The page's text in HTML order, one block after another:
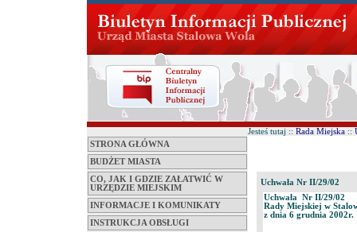
STRONA GŁÓWNA
BUDŻET MIASTA
CO, JAK I GDZIE ZAŁATWIĆ W
URZĘDZIE MIEJSKIM
INFORMACJE I KOMUNIKATY
INSTRUKCJA OBSŁUGI
Jesteś tutaj :: Rada Miejska ::
Uchwała Nr II/29/02
Uchwała Nr II/29/02
Rady Miejskiej w
z dnia 6 grudnia 2002r.